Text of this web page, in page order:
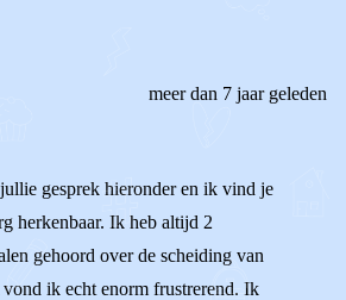
meer dan 7 jaar geleden
gesprek hieronder en ik vind je
herkenbaar. Ik heb altijd 2
gehoord over de scheiding van
ik echt enorm frustrerend. Ik